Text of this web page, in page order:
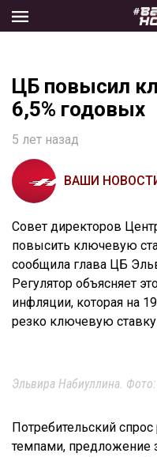
the
ЦБ повысил
6,5% годовых
5 лет назад
ВАШИ
Совет директоров
повысить ключевую
сообщила глава ЦБ
Регулятор объясняет
инфляции, которая на
резко ключевую
Эльвира Набиуллина.
Потребительский
темпами, предложение